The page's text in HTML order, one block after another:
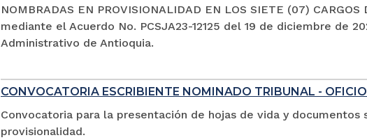
NOMBRADAS EN PROVISIONALIDAD EN LOS SIETE (07)
mediante el Acuerdo No. PCSJA23-12125 del 19 de diciembre de
Administrativo de Antioquia.
CONVOCATORIA ESCRIBIENTE NOMINADO TRIBUNAL -
Convocatoria para la presentación de hojas de vida y
provisionalidad.